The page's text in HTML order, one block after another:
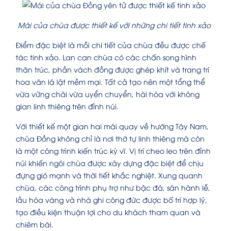
Mái của chùa được thiết kế với những chi tiết tinh xảo
Điểm đặc biệt là mỗi chi tiết của chùa đều được chế
tác tinh xảo. Lan can chùa có các chấn song hình
thân trúc, phần vách đồng được ghép khít và trang trí
hoa văn lá lật mềm mại. Tất cả tạo nên một tổng thể
vừa vững chãi vừa uyển chuyển, hài hòa với không
gian linh thiêng trên đỉnh núi.
Với thiết kế một gian hai mái quay về hướng Tây Nam,
chùa Đồng không chỉ là nơi thờ tự linh thiêng mà còn
là một công trình kiến trúc kỳ vĩ. Vị trí cheo leo trên đỉnh
núi khiến ngôi chùa được xây dựng đặc biệt để chịu
đựng gió mạnh và thời tiết khắc nghiệt. Xung quanh
chùa, các công trình phụ trợ như bậc đá, sân hành lễ,
lầu hóa vàng và nhà ghi công đức được bố trí hợp lý,
tạo điều kiện thuận lợi cho du khách tham quan và
chiêm bái.